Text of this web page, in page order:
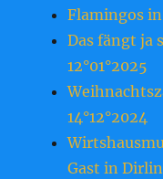
Flamingos
Das fängt ja
12°01°2025
14°12°2024
Gast in